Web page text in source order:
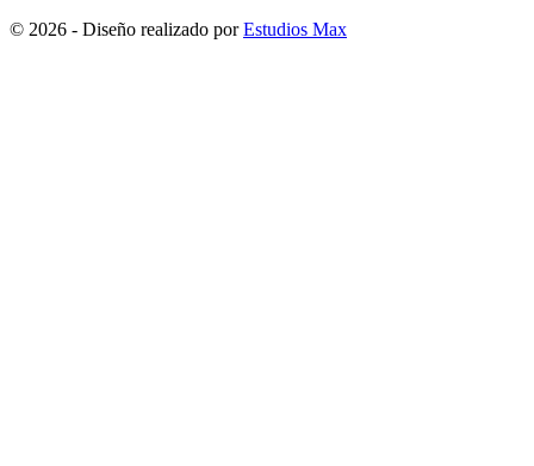
© 2026 - Diseño realizado porEstudios Max